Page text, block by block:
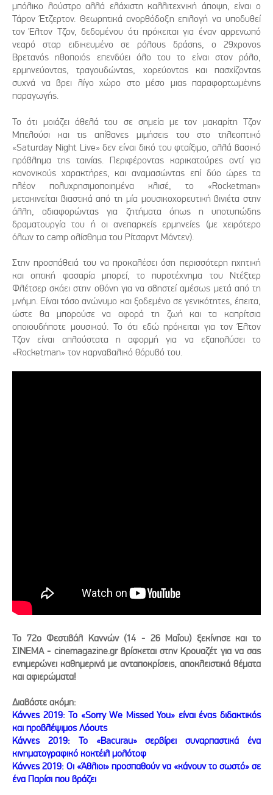
μπόλικο λούστρο αλλά ελάχιστη καλλιτεχνική άποψη, είναι ο
Τάρον Έτζερτον. Θεωρητικά ανορθόδοξη επιλογή να υποδυθεί
τον Έλτον Τζον, δεδομένου ότι πρόκειται για έναν αρρενωπό
νεαρό σταρ ειδικευμένο σε ρόλους δράσης, ο 29χρονος
Βρετανός ηθοποιός επενδύει όλο του το είναι στον ρόλο,
ερμηνεύοντας, τραγουδώντας, χορεύοντας και πασχίζοντας
συχνά να βρει λίγο χώρο στο μέσο μιας παραφορτωμένης
παραγωγής.
Το ότι μοιάζει άθελά του σε σημεία με τον μακαρίτη Τζον
Μπελούσι και τις απίθανες μιμήσεις του στο τηλεοπτικό
«Saturday Night Live» δεν είναι δικό του φταίξιμο, αλλά βασικό
πρόβλημα της ταινίας. Περιφέροντας καρικατούρες αντί για
κανονικούς χαρακτήρες, και αναμασώντας επί δύο ώρες τα
πλέον πολυχρησιμοποιημένα κλισέ, το «Rocketman»
μετακινείται βιαστικά από τη μία μουσικοχορευτική βινιέτα στην
άλλη, αδιαφορώντας για ζητήματα όπως η υποτυπώδης
δραματουργία του ή οι ανεπαρκείς ερμηνείες (με χειρότερο
όλων το camp ολίσθημα του Ρίτσαρντ Μάντεν).
Στην προσπάθειά του να προκαλέσει όση περισσότερη ηχητική
και οπτική φασαρία μπορεί, το πυροτέχνημα του Ντέξτερ
Φλέτσερ σκάει στην οθόνη για να σβηστεί αμέσως μετά από τη
μνήμη. Είναι τόσο ανώνυμο και ξοδεμένο σε γενικότητες, έπειτα,
ώστε θα μπορούσε να αφορά τη ζωή και τα καπρίτσια
οποιουδήποτε μουσικού. Το ότι εδώ πρόκειται για τον Έλτον
Τζον είναι απλούστατα η αφορμή για να εξαπολύσει το
«Rocketman» τον καρναβαλικό θόρυβό του.
Το 72ο Φεστιβάλ Καννών (14 - 26 Μαΐου) ξεκίνησε και το
ΣΙΝΕΜΑ - cinemagazine.gr βρίσκεται στην Κρουαζέτ για να σας
ενημερώνει καθημερινά με ανταποκρίσεις, αποκλειστικά θέματα
και αφιερώματα!
Διαβάστε ακόμη:
Κάννες 2019: Το «Sorry We Missed You» είναι ένας διδακτικός
και προβλέψιμος Λόουτς
Κάννες 2019: Το «Bacurau» σερβίρει συναρπαστικά ένα
κινηματογραφικό κοκτέιλ μολότοφ
Κάννες 2019: Οι «Άθλιοι» προσπαθούν να «κάνουν το σωστό» σε
ένα Παρίσι που βράζει